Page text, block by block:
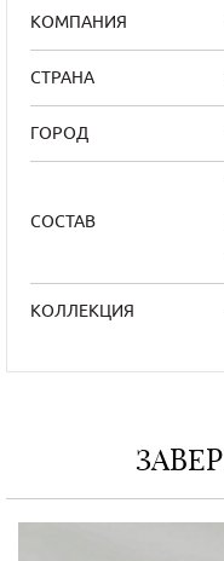
КОМПАНИЯ
СТРАНА
ГОРОД
СОСТАВ
КОЛЛЕКЦИЯ